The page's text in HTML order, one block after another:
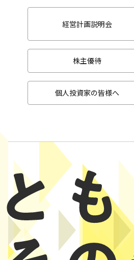
経営計画説明会
株主優待
個人投資家の皆様へ